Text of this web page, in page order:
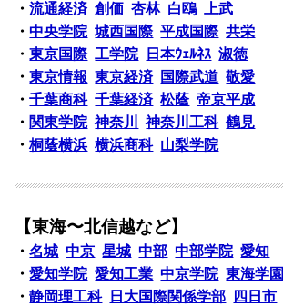
・流通経済 創価 杏林 白鴎
上武
・中央学院 城西国際 平成国際 共栄
・東京国際 工学院 日本ｳｪﾙﾈｽ 淑徳
・東京情報 東京経済 国際武道 敬愛
・千葉商科 千葉経済 松蔭 帝京平成
・ 関東学院 神奈川 神奈川工科 鶴見
・桐蔭横浜 横浜商科 山梨学院
【東海〜北信越など】
・名城 中京 星城 中部 中部学院 愛知
・愛知学院 愛知工業 中京学院 東海学園
・静岡理工科 日大国際関係学部
四日市